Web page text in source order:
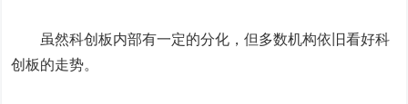
虽然科创板内部有一定的分化，但多数机构依旧看好科
创板的走势。